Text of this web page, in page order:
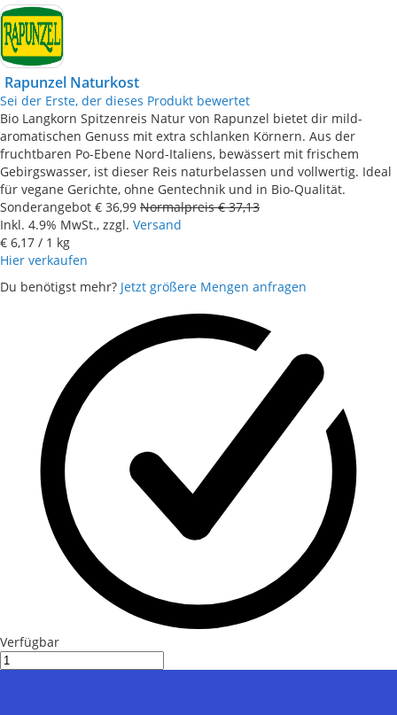
Rapunzel Naturkost
Sei der Erste, der dieses Produkt bewertet
Bio Langkorn Spitzenreis Natur von Rapunzel bietet dir mild-
aromatischen Genuss mit extra schlanken Körnern. Aus der
fruchtbaren Po-Ebene Nord-Italiens, bewässert mit frischem
Gebirgswasser, ist dieser Reis naturbelassen und vollwertig. Ideal
für vegane Gerichte, ohne Gentechnik und in Bio-Qualität.
Sonderangebot € 36,99 Normalpreis € 37,13
Inkl. 4.9% MwSt., zzgl. Versand
€ 6,17 / 1 kg
Hier verkaufen
Du benötigst mehr? Jetzt größere Mengen anfragen
Verfügbar